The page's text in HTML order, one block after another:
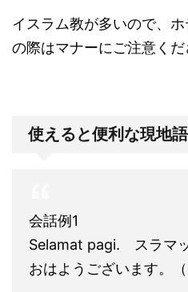
イスラム教が多いので、
の際はマナーにご注意くだ
使えると便利な現地語
会話例1
Selamat pagi. スラマ
おはようございます。